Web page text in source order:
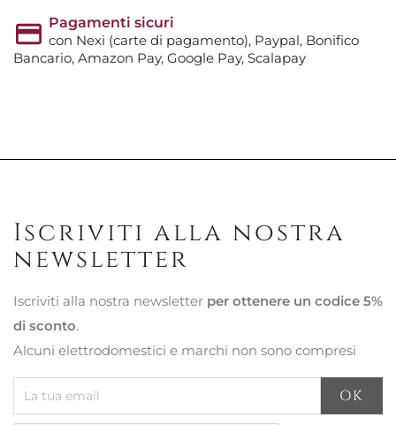
Pagamenti sicuri
con Nexi (carte di pagamento), Paypal, Bonifico
Bancario, Amazon Pay, Google Pay, Scalapay
Iscriviti alla nostra
newsletter
Iscriviti alla nostra newsletter per ottenere un codice 5%
di sconto.
Alcuni elettrodomestici e marchi non sono compresi